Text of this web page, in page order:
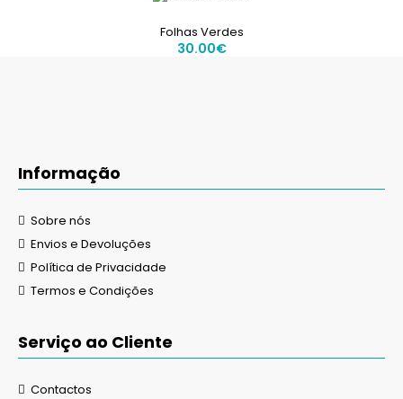
Folhas Verdes
30.00€
Informação
Sobre nós
Envios e Devoluções
Política de Privacidade
Termos e Condições
Serviço ao Cliente
Contactos